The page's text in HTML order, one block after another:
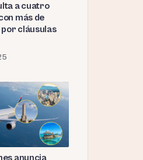
a cuatro
más de
cláusulas
anuncia